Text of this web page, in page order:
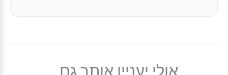
אולי יעניין אותך גם...